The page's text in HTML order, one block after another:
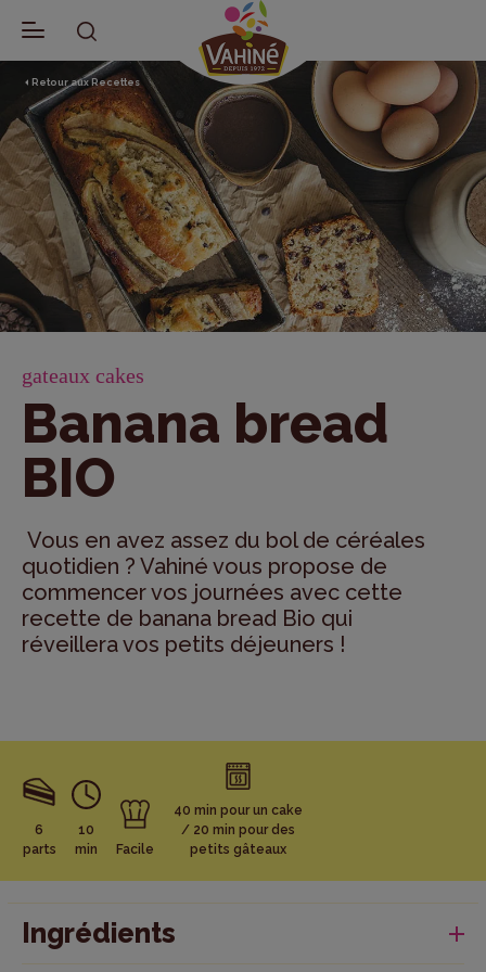
Retour aux Recettes
gateaux cakes
Banana bread
BIO
Vous en avez assez du bol de céréales
quotidien ? Vahiné vous propose de
commencer vos journées avec cette
recette de banana bread Bio qui
réveillera vos petits déjeuners !
6
parts
10
min
Facile
40 min pour un cake
/ 20 min pour des
petits gâteaux
Ingrédients